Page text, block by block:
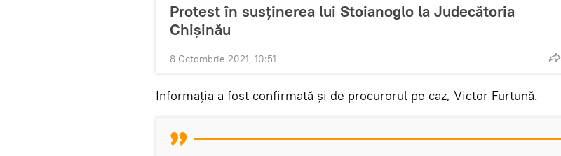
Protest în susținerea lui Stoianoglo la Judecătoria
Chișinău
8 Octombrie 2021, 10:51
Informația a fost confirmată și de procurorul pe caz, Victor Furtună.